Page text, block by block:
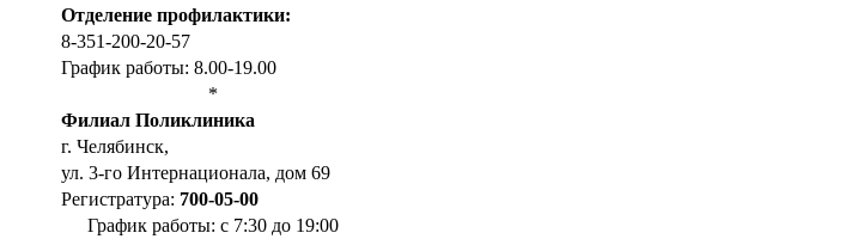
Отделение профилактики:
8-351-200-20-57
График работы: 8.00-19.00
*
Филиал Поликлиника
г. Челябинск,
ул. 3-го Интернационала, дом 69
Регистратура: 700-05-00
График работы: с 7:30 до 19:00